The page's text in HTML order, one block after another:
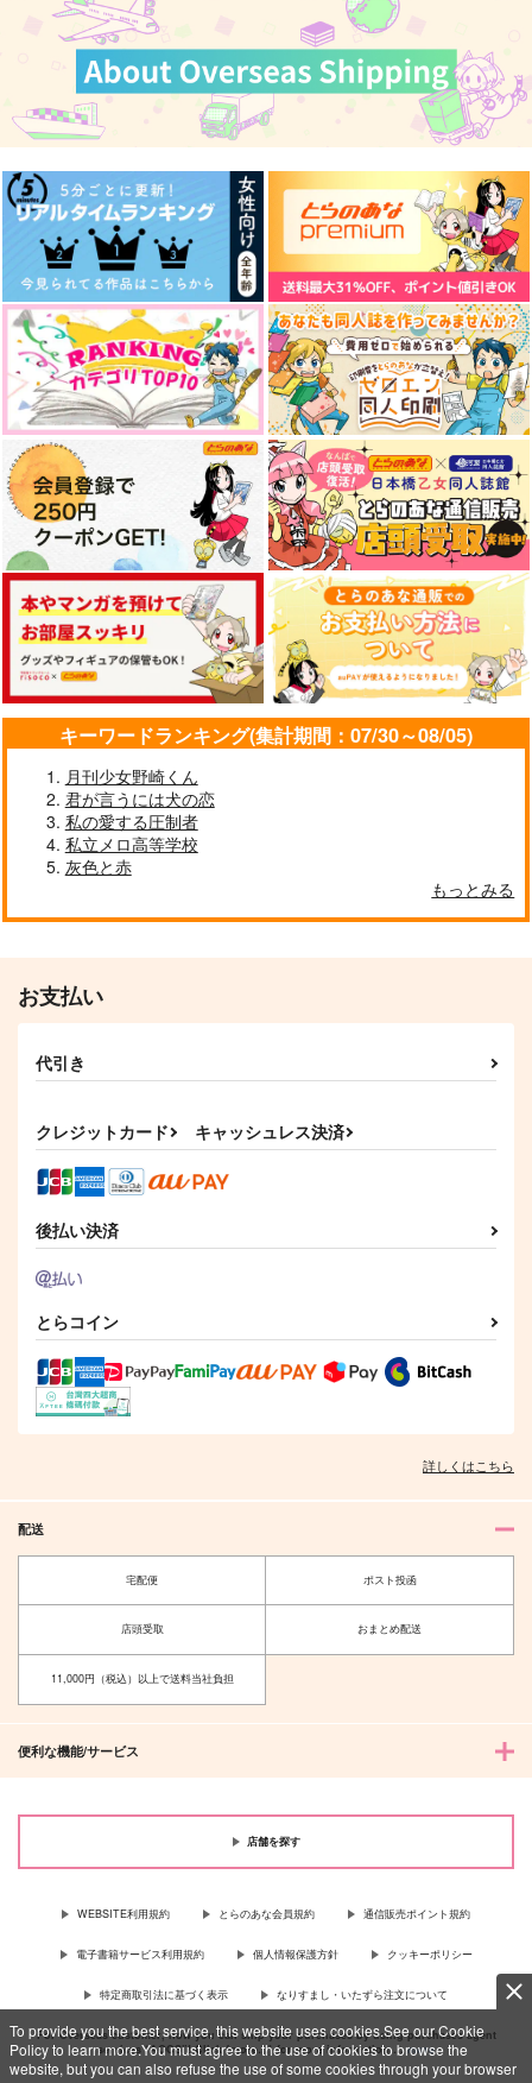
To provide you the best service, this website uses cookies.See our Cookie
Policy to learn more.You must agree to the use of cookies to browse the
website, but you can also refuse the use of some cookies through your browser
キーワードランキング(集計期間：07/30～08/05)
月刊少女野崎くん
君が言うには犬の恋
私の愛する圧制者
私立メロ高等学校
灰色と赤
もっとみる
お支払い
代引き
クレジットカード キャッシュレス決済
後払い決済
とらコイン
詳しくはこちら
配送
宅配便 ポスト投函
店頭受取 おまとめ配送
11,000円（税込）以上で送料当社負担
便利な機能/サービス
店舗を探す
WEBSITE利用規約 とらのあな会員規約 通信販売ポイント規約
電子書籍サービス利用規約 個人情報保護方針 クッキーポリシー
特定商取引法に基づく表示 なりすまし・いたずら注文について
For Overseas customer, now you can ship your purchases by using purchases agent
services “AOCS”! Click {more…} for more information …more